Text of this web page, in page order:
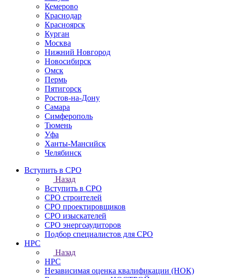
Кемерово
Краснодар
Красноярск
Курган
Москва
Нижний Новгород
Новосибирск
Омск
Пермь
Пятигорск
Ростов-на-Дону
Самара
Симферополь
Тюмень
Уфа
Ханты-Мансийск
Челябинск
Вступить в СРО
Назад
Вступить в СРО
СРО строителей
СРО проектировщиков
СРО изыскателей
СРО энергоаудиторов
Подбор специалистов для СРО
НРС
Назад
НРС
Независимая оценка квалификации (НОК)